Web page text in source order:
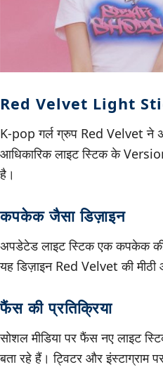
Red Velvet Light
K-pop गर्ल ग्रुप Red Velvet ने
आधिकारिक लाइट स्टिक के
है।
कपकेक जैसा डिज़ाइन
अपडेटेड लाइट स्टिक एक कपकेक की
यह डिज़ाइन Red Velvet की
फैंस की प्रतिक्रिया
सोशल मीडिया पर फैंस नए लाइट
बता रहे हैं। ट्विटर और